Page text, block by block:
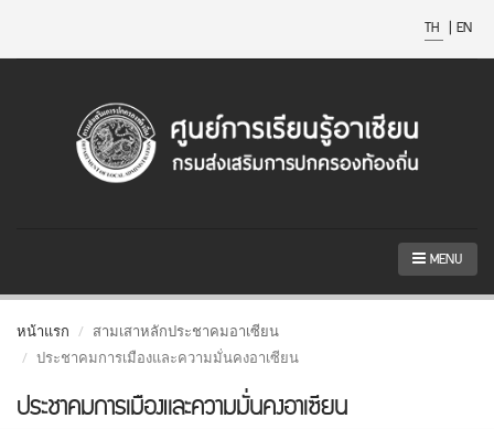
TH | EN
MENU
หน้าแรก
สามเสาหลักประชาคมอาเซียน
ประชาคมการเมืองและความมั่นคงอาเซียน
ประชาคมการเมืองและความมั่นคงอาเซียน